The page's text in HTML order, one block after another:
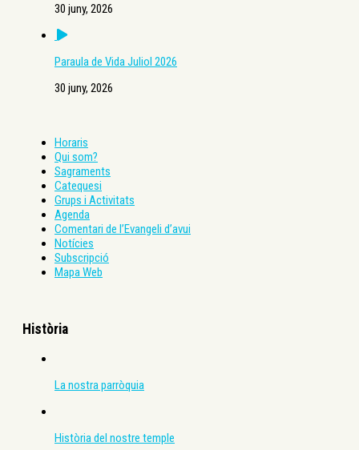
30 juny, 2026
Paraula de Vida Juliol 2026
30 juny, 2026
Horaris
Qui som?
Sagraments
Catequesi
Grups i Activitats
Agenda
Comentari de l’Evangeli d’avui
Notícies
Subscripció
Mapa Web
Història
La nostra parròquia
Història del nostre temple